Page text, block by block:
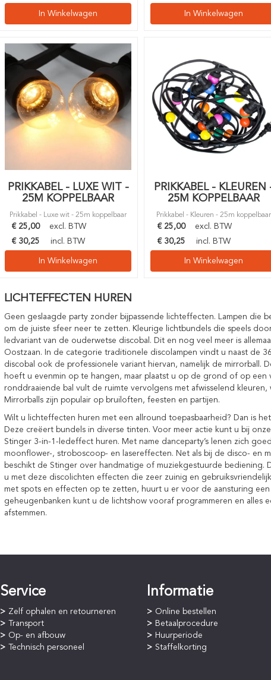
In Winkelwagen In Winkelwagen
PRIKKABEL - LUXE WIT -
25M KOPPELBAAR
Prikkabel - Luxe wit - 25m koppelbaar
€ 25,00
excl. BTW
€ 30,25 incl. BTW
In Winkelwagen
PRIKKABEL - KLEUREN
25M KOPPELBAAR
Prikkabel - Kleuren - 25m koppelbaar
€ 25,00
excl. BTW
€ 30,25 incl. BTW
In Winkelwagen
LICHTEFFECTEN HUREN
Geen geslaagde party zonder bijpassende lichteffecten. Lampen die
om de juiste sfeer neer te zetten. Kleurige lichtbundels die speels
ledvariant van de ouderwetse discobal. Dit en nog veel meer is
Oostzaan. In de categorie traditionele discolampen vindt u naast de
discobal ook de professionele variant hiervan, namelijk de mirrorball.
hoeft u evenmin op te hangen, maar plaatst u op de grond of op een
ronddraaiende bal vult de ruimte vervolgens met afwisselend
Mirrorballs zijn populair op bruiloften, feesten en partijen.
Wilt u lichteffecten huren met een allround toepasbaarheid? Dan is
Deze creëert bundels in diverse tinten. Voor meer actie kunt u bij
Stinger 3-in-1-ledeffect huren. Met name danceparty’s lenen zich
moonflower-, stroboscoop- en lasereffecten. Net als bij de disco- en
beschikt de Stinger over handmatige of muziekgestuurde bediening.
u met deze discolichten effecten die zeer zuinig en
met spots en effecten op te zetten, huurt u er voor de aansturing
geheugenbanken kunt u de lichtshow vooraf programmeren en alles
afstemmen.
Service
Zelf ophalen en retourneren
Transport
Op- en afbouw
Technisch personeel
Informatie
Online bestellen
Betaalprocedure
Huurperiode
Staffelkorting